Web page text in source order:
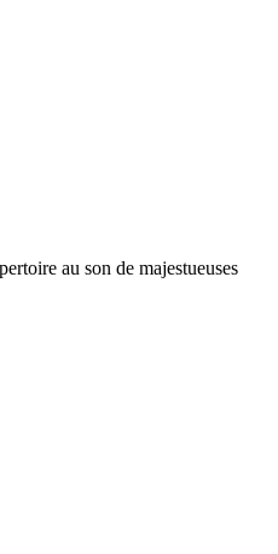
au son de majestueuses